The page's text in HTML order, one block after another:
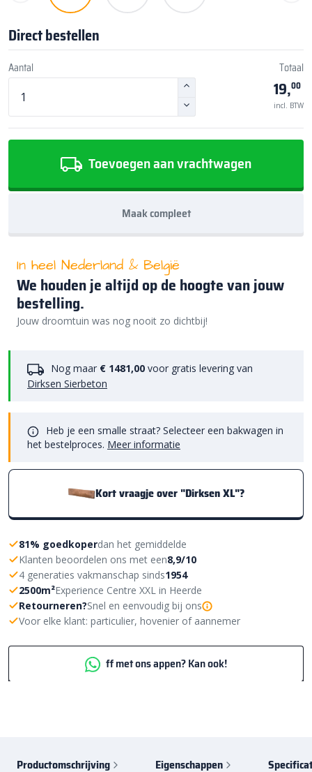
Direct bestellen
Aantal Totaal
19,00
incl. BTW
Toevoegen aan vrachtwagen
Maak compleet
In heel Nederland & België
We houden je altijd op de hoogte van jouw
bestelling.
Jouw droomtuin was nog nooit zo dichtbij!
Nog maar € 1481,00 voor gratis levering van
Dirksen Sierbeton
Heb je een smalle straat? Selecteer een bakwagen in
het bestelproces. Meer informatie
Kort vraagje over "Dirksen XL"?
81% goedkoperdan het gemiddelde
Klanten beoordelen ons met een8,9/10
4 generaties vakmanschap sinds1954
2500m²Experience Centre XXL in Heerde
Retourneren?Snel en eenvoudig bij ons
Voor elke klant: particulier, hovenier of aannemer
ff met ons appen? Kan ook!
Productomschrijving Eigenschappen